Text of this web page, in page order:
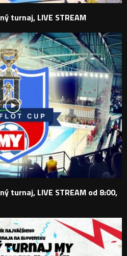
turnaj, LIVE STREAM
turnaj, LIVE STREAM od 8:00,